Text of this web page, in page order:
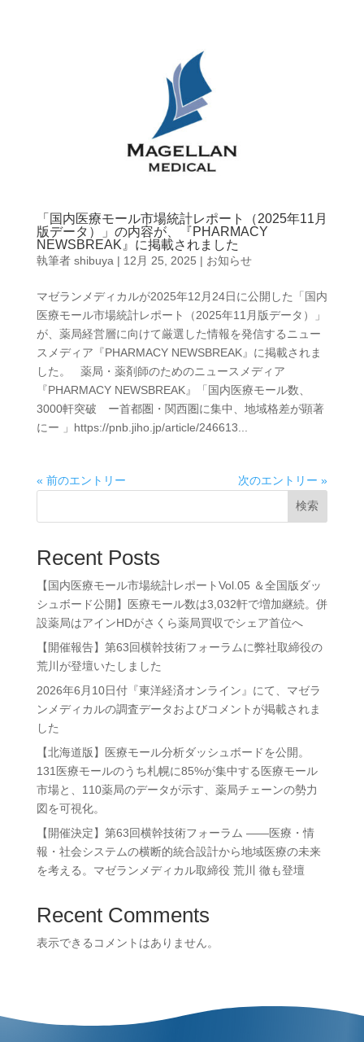
「国内医療モール市場統計レポート（2025年11月
版データ）」の内容が、『PHARMACY
NEWSBREAK』に掲載されました
執筆者 shibuya | 12月 25, 2025 | お知らせ
マゼランメディカルが2025年12月24日に公開した「国内
医療モール市場統計レポート（2025年11月版データ）」
が、薬局経営層に向けて厳選した情報を発信するニュー
スメディア『PHARMACY NEWSBREAK』に掲載されま
した。 薬局・薬剤師のためのニュースメディア
『PHARMACY NEWSBREAK』「国内医療モール数、
3000軒突破 ー首都圏・関西圏に集中、地域格差が顕著
にー 」https://pnb.jiho.jp/article/246613...
« 前のエントリー
次のエントリー »
検索
Recent Posts
【国内医療モール市場統計レポートVol.05 ＆全国版ダッ
シュボード公開】医療モール数は3,032軒で増加継続。併
設薬局はアインHDがさくら薬局買収でシェア首位へ
【開催報告】第63回横幹技術フォーラムに弊社取締役の
荒川が登壇いたしました
2026年6月10日付『東洋経済オンライン』にて、マゼラ
ンメディカルの調査データおよびコメントが掲載されま
した
【北海道版】医療モール分析ダッシュボードを公開。
131医療モールのうち札幌に85%が集中する医療モール
市場と、110薬局のデータが示す、薬局チェーンの勢力
図を可視化。
【開催決定】第63回横幹技術フォーラム ——医療・情
報・社会システムの横断的統合設計から地域医療の未来
を考える。マゼランメディカル取締役 荒川 徹も登壇
Recent Comments
表示できるコメントはありません。